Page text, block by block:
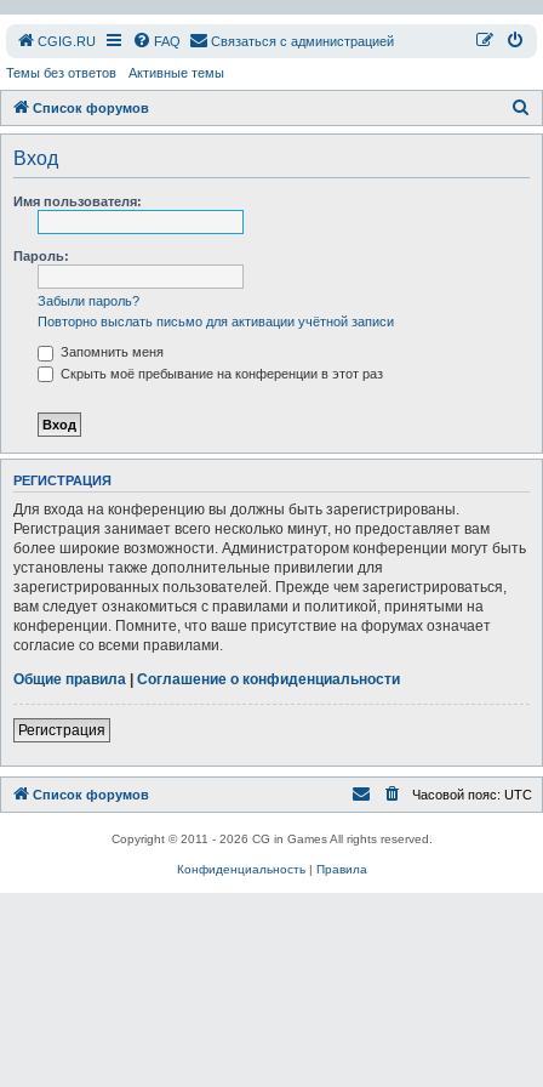
СGIG.RU FAQ Связаться с администрацией
Темы без ответов Активные темы
Список форумов
о
Вход
Имя пользователя:
Пароль:
Забыли пароль?
Повторно выслать письмо для активации учётной записи
Запомнить меня
Скрыть моё пребывание на конференции в этот раз
РЕГИСТРАЦИЯ
Для входа на конференцию вы должны быть зарегистрированы.
Регистрация занимает всего несколько минут, но предоставляет вам
более широкие возможности. Администратором конференции могут быть
установлены также дополнительные привилегии для
зарегистрированных пользователей. Прежде чем зарегистрироваться,
вам следует ознакомиться с правилами и политикой, принятыми на
конференции. Помните, что ваше присутствие на форумах означает
согласие со всеми правилами.
Общие правила | Соглашение о конфиденциальности
Регистрация
Список форумов Часовой пояс: UTC
Copyright © 2011 - 2026 CG in Games All rights reserved.
Конфиденциальность| Правила